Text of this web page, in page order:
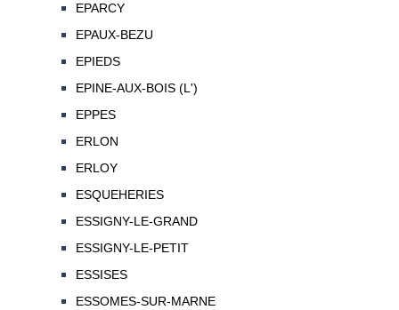
EPARCY
EPAUX-BEZU
EPIEDS
EPINE-AUX-BOIS (L')
EPPES
ERLON
ERLOY
ESQUEHERIES
ESSIGNY-LE-GRAND
ESSIGNY-LE-PETIT
ESSISES
ESSOMES-SUR-MARNE